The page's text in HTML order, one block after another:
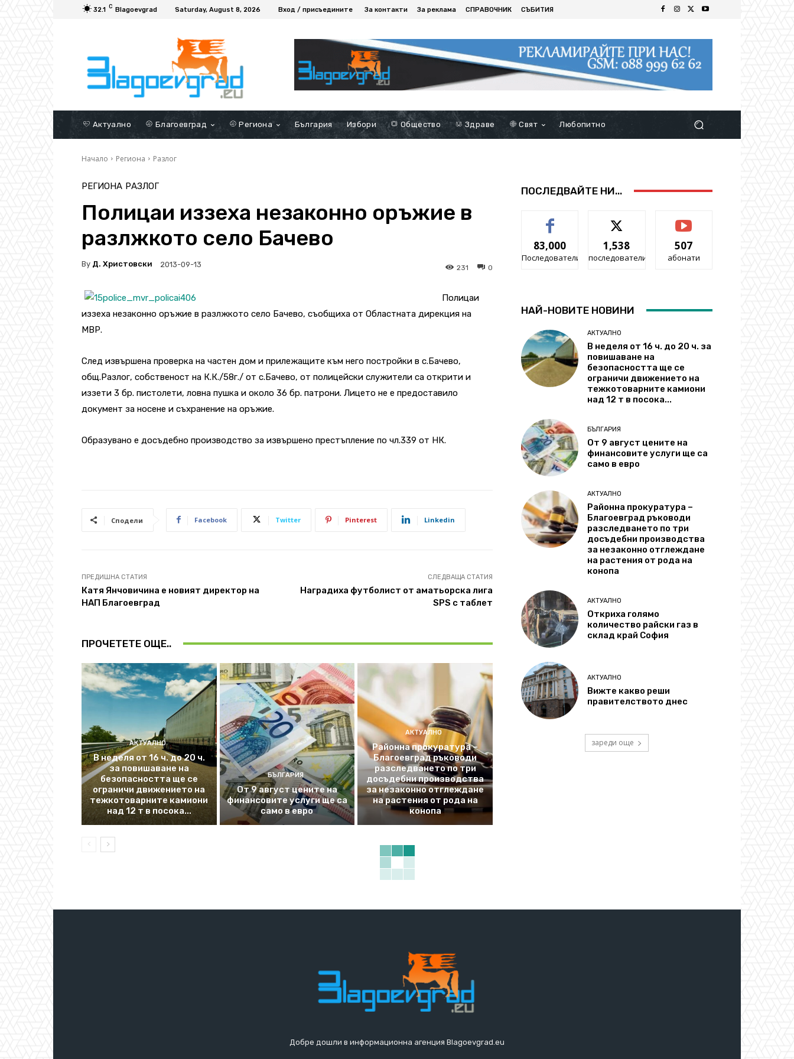
32.1 C Blagoevgrad Saturday, August 8, 2026 Вход / присъедините За контакти За реклама СПРАВОЧНИК СЪБИТИЯ
Актуално Благоевград Региона България Избори Общество Здраве Свят Любопитно
Начало Региона Разлог
РЕГИОНА РАЗЛОГ
Полицаи иззеха незaконно оръжие в
разлжкото село Бачево
By Д. Христовски 2013-09-13 0
231
Полицаи
иззеха незaконно оръжие в разлжкото село Бачево, съобщиха от Областната дирекция на
МВР.
След извършена проверка на частен дом и прилежащите към него постройки в с.Бачево,
общ.Разлог, собственост на К.К./58г./ от с.Бачево, от полицейски служители са открити и
иззети 3 бр. пистолети, ловна пушка и около 36 бр. патрони. Лицето не е предоставило
документ за носене и съхранение на оръжие.
Образувано е досъдебно производство за извършено престъпление по чл.339 от НК.
Сподели Facebook Twitter Pinterest Linkedin
ПРЕДИШНА СТАТИЯ
Катя Янчовичина е новият директор на
НАП Благоевград
СЛЕДВАЩА СТАТИЯ
Наградиха футболист от aматьорска лига
SPS с таблет
ПРОЧЕТЕТЕ ОЩЕ..
АКТУАЛНО
В неделя от 16 ч. до 20 ч.
за повишаване на
безопасността ще се
ограничи движението на
тежкотоварните камиони
над 12 т в посока...
БЪЛГАРИЯ
От 9 август цените на
финансовите услуги ще са
само в евро
АКТУАЛНО
Районна прокуратура –
Благоевград ръководи
разследването по три
досъдебни производства
за незаконно отглеждане
на растения от рода на
конопа
ПОСЛЕДВАЙТЕ НИ...
83,000
Последователи
1,538
последователи
507
абонати
НАЙ-НОВИТЕ НОВИНИ
АКТУАЛНО
В неделя от 16 ч. до 20 ч. за
повишаване на
безопасността ще се
ограничи движението на
тежкотоварните камиони
над 12 т в посока...
БЪЛГАРИЯ
От 9 август цените на
финансовите услуги ще са
само в евро
АКТУАЛНО
Районна прокуратура –
Благоевград ръководи
разследването по три
досъдебни производства
за незаконно отглеждане
на растения от рода на
конопа
АКТУАЛНО
Откриха голямо
количество райски газ в
склад край София
АКТУАЛНО
Вижте какво реши
правителството днес
зареди още
Добре дошли в информационна агенция Blagoevgrad.eu